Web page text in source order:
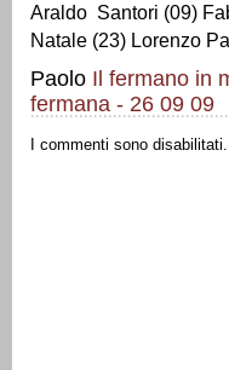
Araldo Santori (09)
Natale (23) Lorenzo
Paolo Il fermano in
fermana - 26 09 09
I commenti sono disabilitati.